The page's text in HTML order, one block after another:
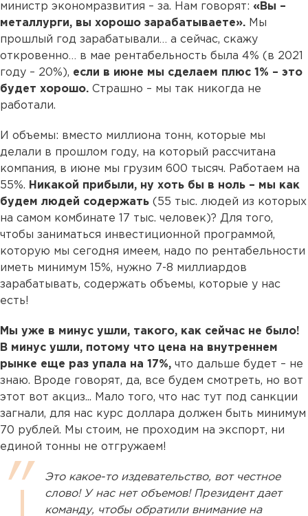
министр экономразвития – за. Нам говорят: «Вы –
металлурги, вы хорошо зарабатываете». Мы
прошлый год зарабатывали… а сейчас, скажу
откровенно… в мае рентабельность была 4% (в 2021
году – 20%), если в июне мы сделаем плюс 1% – это
будет хорошо. Страшно – мы так никогда не
работали.
И объемы: вместо миллиона тонн, которые мы
делали в прошлом году, на который рассчитана
компания, в июне мы грузим 600 тысяч. Работаем на
55%. Никакой прибыли, ну хоть бы в ноль – мы как
будем людей содержать (55 тыс. людей из которых
на самом комбинате 17 тыс. человек)? Для того,
чтобы заниматься инвестиционной программой,
которую мы сегодня имеем, надо по рентабельности
иметь минимум 15%, нужно 7-8 миллиардов
зарабатывать, содержать объемы, которые у нас
есть!
Мы уже в минус ушли, такого, как сейчас не было!
В минус ушли, потому что цена на внутреннем
рынке еще раз упала на 17%, что дальше будет – не
знаю. Вроде говорят, да, все будем смотреть, но вот
этот вот акциз... Мало того, что нас тут под санкции
загнали, для нас курс доллара должен быть минимум
70 рублей. Мы стоим, не проходим на экспорт, ни
единой тонны не отгружаем!
Это какое-то издевательство, вот честное
слово! У нас нет объемов! Президент дает
команду, чтобы обратили внимание на